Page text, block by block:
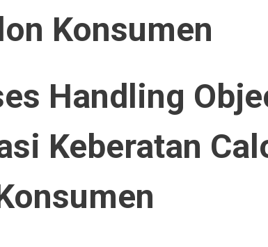
Konsumen
Handling
Keberatan